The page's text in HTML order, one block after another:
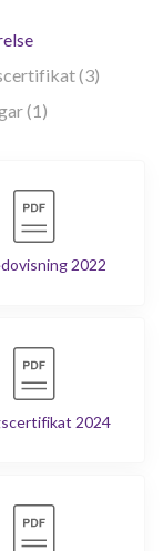
(3)
(1)
2022
2024